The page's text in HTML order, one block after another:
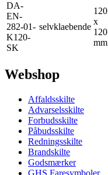
DA-
EN-
282-01-
K120-
SK
selvklaebende
120
x
120
mm
Webshop
Affaldsskilte
Advarselsskilte
Forbudsskilte
Påbudsskilte
Redningsskilte
Brandskilte
Godsmærker
GHS Faresymboler